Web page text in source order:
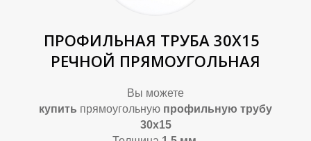
ПРОФИЛЬНАЯ ТРУБА 30Х15
РЕЧНОЙ ПРЯМОУГОЛЬНАЯ
Вы можете
купить прямоугольную профильную трубу
30х15